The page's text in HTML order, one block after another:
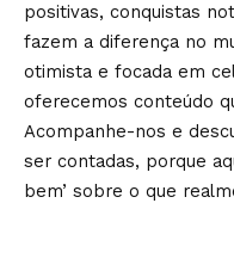
positivas, conquistas
fazem a diferença no
otimista e focada em
oferecemos conteúdo
Acompanhe-nos e
ser contadas, porque
bem’ sobre o que